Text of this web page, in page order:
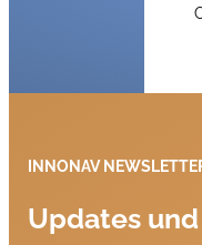
Updates
INNONAV